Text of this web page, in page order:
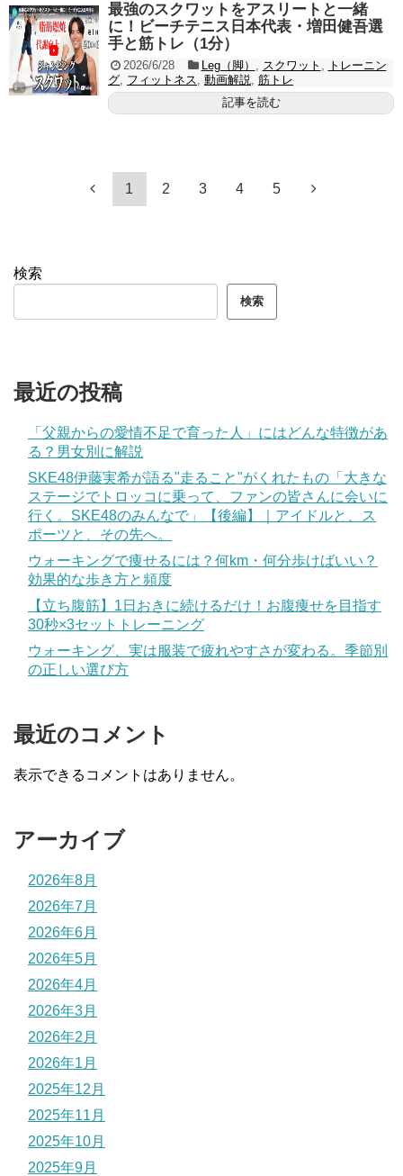
最強のスクワットをアスリートと一緒
に！ビーチテニス日本代表・増田健吾選
手と筋トレ（1分）
2026/6/28 Leg（脚） , スクワット , トレーニン
グ, フィットネス, 動画解説, 筋トレ
記事を読む
1 2 3 4 5
検索
検索
最近の投稿
「父親からの愛情不足で育った人」にはどんな特徴があ
る？男女別に解説
SKE48伊藤実希が語る"走ること"がくれたもの「大きな
ステージでトロッコに乗って、ファンの皆さんに会いに
行く。SKE48のみんなで」【後編】｜アイドルと、ス
ポーツと、その先へ。
ウォーキングで痩せるには？何km・何分歩けばいい？
効果的な歩き方と頻度
【立ち腹筋】1日おきに続けるだけ！お腹痩せを目指す
30秒×3セットトレーニング
ウォーキング、実は服装で疲れやすさが変わる。季節別
の正しい選び方
最近のコメント
表示できるコメントはありません。
アーカイブ
2026年8月
2026年7月
2026年6月
2026年5月
2026年4月
2026年3月
2026年2月
2026年1月
2025年12月
2025年11月
2025年10月
2025年9月